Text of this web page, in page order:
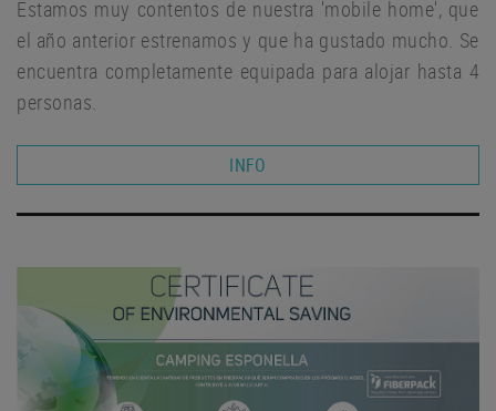
Estamos muy contentos de nuestra 'mobile home', que
el año anterior estrenamos y que ha gustado mucho. Se
encuentra completamente equipada para alojar hasta 4
personas.
INFO